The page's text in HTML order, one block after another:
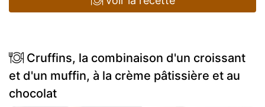
Cruffins, la combinaison d'un croissant
et d'un muffin, à la crème pâtissière et au
chocolat